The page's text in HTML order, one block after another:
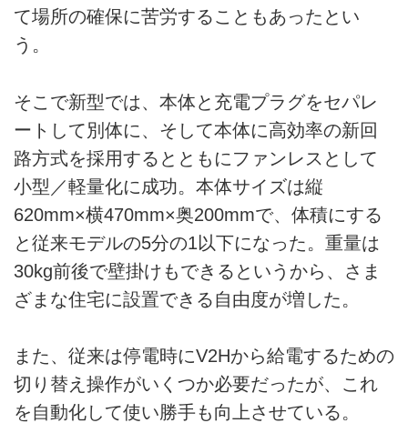
て場所の確保に苦労することもあったとい
う。
そこで新型では、本体と充電プラグをセパレ
ートして別体に、そして本体に高効率の新回
路方式を採用するとともにファンレスとして
小型／軽量化に成功。本体サイズは縦
620mm×横470mm×奥200mmで、体積にする
と従来モデルの5分の1以下になった。重量は
30kg前後で壁掛けもできるというから、さま
ざまな住宅に設置できる自由度が増した。
また、従来は停電時にV2Hから給電するための
切り替え操作がいくつか必要だったが、これ
を自動化して使い勝手も向上させている。